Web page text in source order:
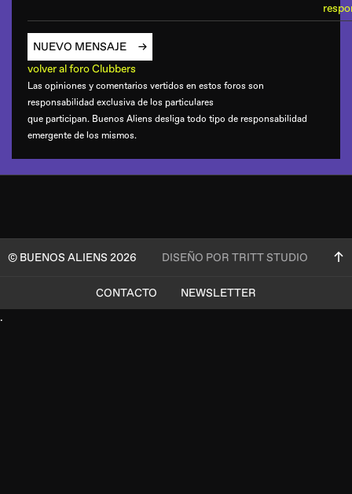
NUEVO MENSAJE
volver al foro Clubbers
Las opiniones y comentarios vertidos en estos foros son
responsabilidad exclusiva de los particulares
que participan. Buenos Aliens desliga todo tipo de responsabilidad
emergente de los mismos.
© BUENOS ALIENS 2026 DISEÑO POR TRITT STUDIO
CONTACTO
NEWSLETTER
.